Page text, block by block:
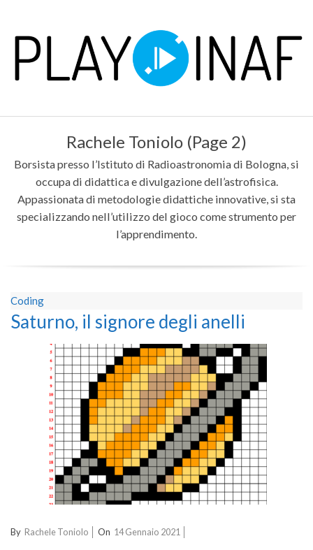
content
P
A
Y
Menu
Rachele Toniolo (Page 2)
Borsista presso l’Istituto di Radioastronomia di Bologna, si
occupa di didattica e divulgazione dell’astrofisica.
Appassionata di metodologie didattiche innovative, si sta
specializzando nell’utilizzo del gioco come strumento per
l’apprendimento.
Coding
Saturno, il signore degli anelli
2021-
By Rachele Toniolo On 14 Gennaio 2021